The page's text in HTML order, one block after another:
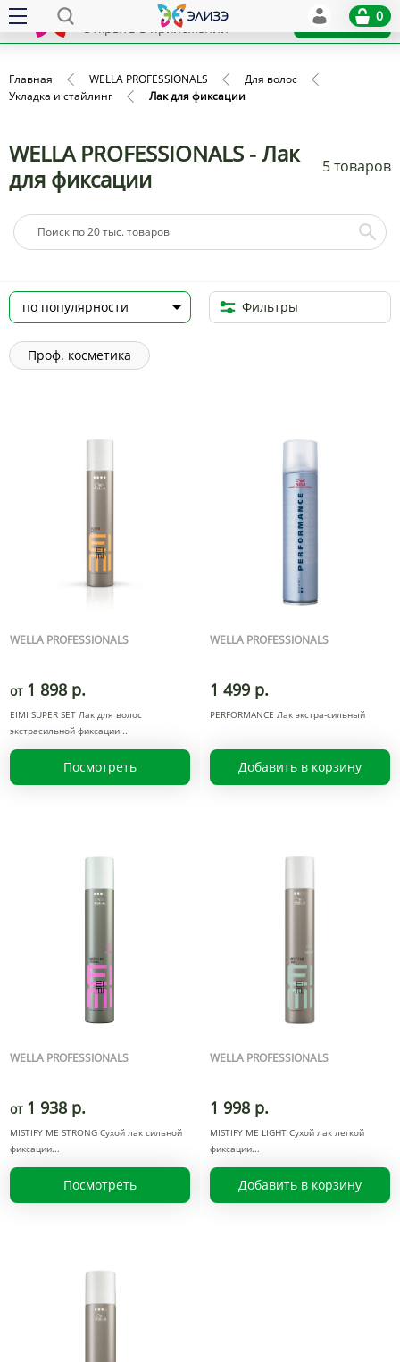
x
Открыть в приложении
Установить
0
Главная WELLA PROFESSIONALS
Для волос
Укладка и стайлинг
Лак для фиксации
WELLA PROFESSIONALS - Лак
для фиксации
5 товаров
Фильтры
Проф. косметика
WELLA PROFESSIONALS
от 1 898 р.
EIMI SUPER SET Лак для волос
экстрасильной фиксации
Посмотреть
WELLA PROFESSIONALS
1 499 р.
PERFORMANCE Лак экстра-сильный
Добавить в корзину
WELLA PROFESSIONALS
от 1 938 р.
MISTIFY ME STRONG Сухой лак сильной
фиксации
Посмотреть
WELLA PROFESSIONALS
1 998 р.
MISTIFY ME LIGHT Сухой лак легкой
фиксации
Добавить в корзину